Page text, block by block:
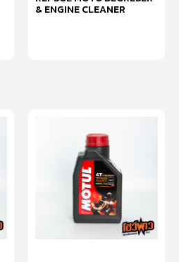
& ENGINE CLEANER